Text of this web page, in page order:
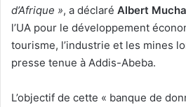
d’Afrique », a déclaré Albert
l’UA pour le développement
tourisme, l’industrie et les mines
presse tenue à Addis-Abeba.
L’objectif de cette « banque de